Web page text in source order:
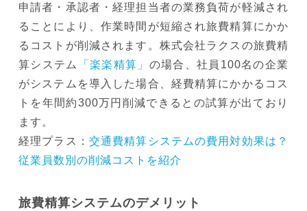
申請者・承認者・経理担当者の業務負荷が軽減され
ることにより、作業時間が短縮され旅費精算にかか
るコストが削減されます。株式会社ラクスの旅費精
算システム
「楽楽精算」 の場合、社員100名の企業
がシステムを導入した場合、経費精算にかかるコス
トを年間約300万円削減できるとの試算が出ており
ます。
経理プラス： 交通費精算システムの費用対効果は？
従業員数別の削減コストを紹介
旅費精算システムのデメリット